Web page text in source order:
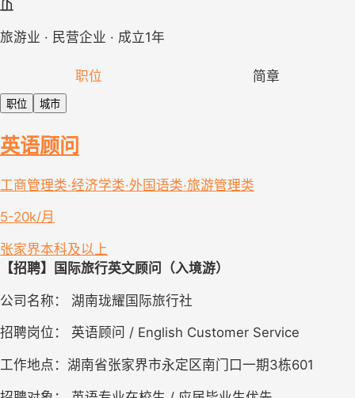
旅游业 · 民营企业 · 成立1年
职位 简章
职位 城市
英语顾问
工商管理类·经济学类·外国语类·旅游管理类
5-20k/月
张家界本科及以上
【招聘】国际旅行英文顾问（入境游）
公司名称： 湖南珑耀国际旅行社
招聘岗位： 英语顾问 / English Customer Service
工作地点：湖南省张家界市永定区南门口一期3栋601